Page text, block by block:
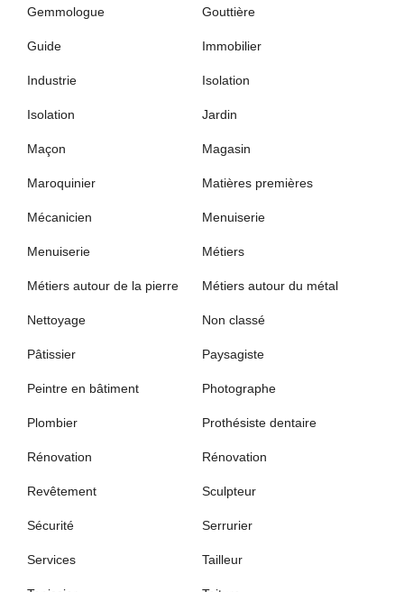
Gemmologue Gouttière
Guide Immobilier
Industrie Isolation
Isolation Jardin
Maçon Magasin
Maroquinier Matières premières
Mécanicien Menuiserie
Menuiserie Métiers
Métiers autour de la pierre Métiers autour du métal
Nettoyage Non classé
Pâtissier Paysagiste
Peintre en bâtiment Photographe
Plombier Prothésiste dentaire
Rénovation Rénovation
Revêtement Sculpteur
Sécurité Serrurier
Services Tailleur